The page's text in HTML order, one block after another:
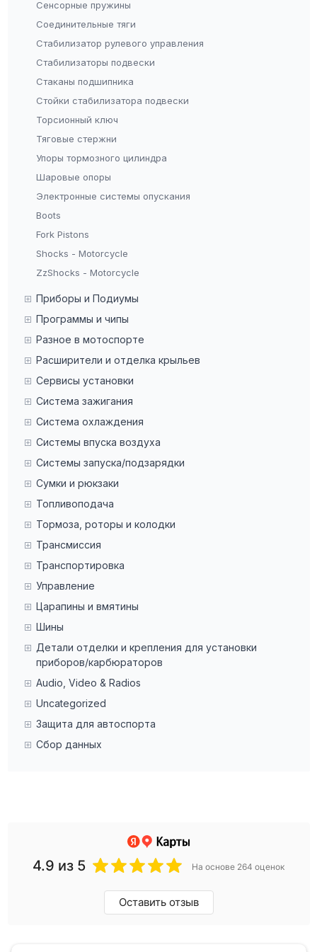
Сенсорные пружины
Соединительные тяги
Стабилизатор рулевого управления
Стабилизаторы подвески
Стаканы подшипника
Стойки стабилизатора подвески
Торсионный ключ
Тяговые стержни
Упоры тормозного цилиндра
Шаровые опоры
Электронные системы опускания
Boots
Fork Pistons
Shocks - Motorcycle
ZzShocks - Motorcycle
Приборы и Подиумы
Программы и чипы
Разное в мотоспорте
Расширители и отделка крыльев
Сервисы установки
Система зажигания
Система охлаждения
Системы впуска воздуха
Системы запуска/подзарядки
Сумки и рюкзаки
Топливоподача
Тормоза, роторы и колодки
Трансмиссия
Транспортировка
Управление
Царапины и вмятины
Шины
Детали отделки и крепления для установки
приборов/карбюраторов
Audio, Video & Radios
Uncategorized
Защита для автоспорта
Сбор данных
4.9 из 5 На основе 264 оценок
Оставить отзыв